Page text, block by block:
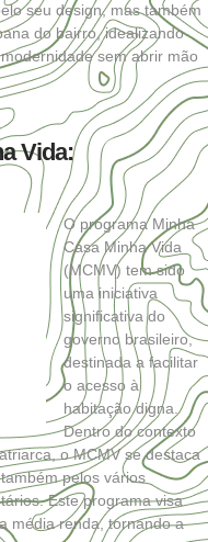
seu design, mas também
do bairro, idealizando
sem abrir mão
Vida:
O programa Minha
Casa Minha Vida
(MCMV) tem sido
uma iniciativa
significativa do
governo brasileiro,
destinada a facilitar
o acesso à
habitação digna.
Dentro do contexto
o MCMV se destaca
pelos vários
Este programa visa
média renda, tornando a